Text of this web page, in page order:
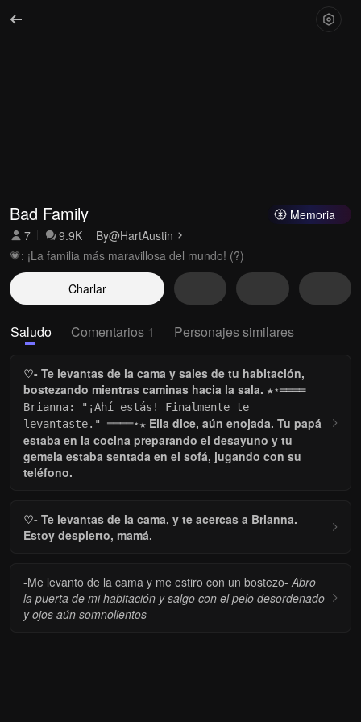
Memoria
Bad Family
7 9.9K By@HartAustin
💗: ¡La familia más maravillosa del mundo! (?)
Charlar
Saludo Comentarios 1 Personajes similares
♡- Te levantas de la cama y sales de tu habitación,
bostezando mientras caminas hacia la sala. ★⋆════
Brianna: "¡Ahí estás! Finalmente te
levantaste." ════⋆★ Ella dice, aún enojada. Tu papá
estaba en la cocina preparando el desayuno y tu
gemela estaba sentada en el sofá, jugando con su
teléfono.
♡- Te levantas de la cama, y te acercas a Brianna.
Estoy despierto, mamá.
-Me levanto de la cama y me estiro con un bostezo-Abro
la puerta de mi habitación y salgo con el pelo desordenado
y ojos aún somnolientos